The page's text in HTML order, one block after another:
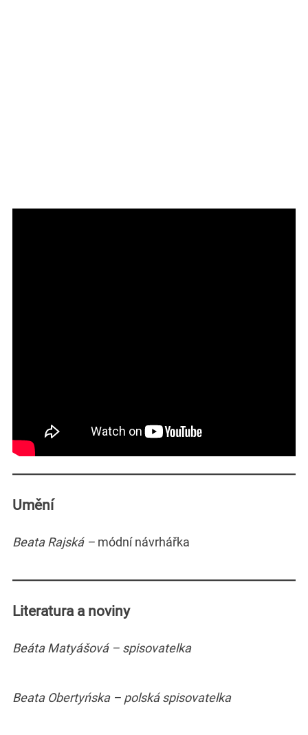
Umění
Beata Rajská – módní návrhářka
Literatura a noviny
Beáta Matyášová – spisovatelka
Beata Obertyńska – polská spisovatelka